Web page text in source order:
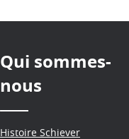
Qui sommes-
nous
Histoire Schiever